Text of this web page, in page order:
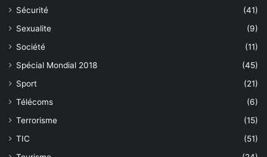
Sécurité
(41)
Sexualite
(9)
Société
(11)
Spécial Mondial 2018
(45)
Sport
(21)
Télécoms
(6)
Terrorisme
(15)
TIC
(51)